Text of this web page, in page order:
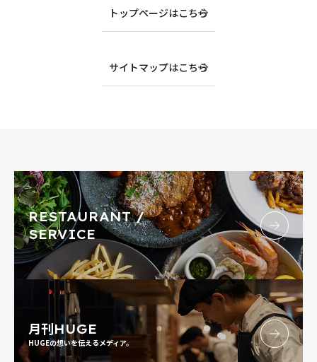
トップページはこちら
サイトマップはこちら
RESTAURANT /
SERVICE
月刊HUGE
HUGEの想いを伝えるメディア。